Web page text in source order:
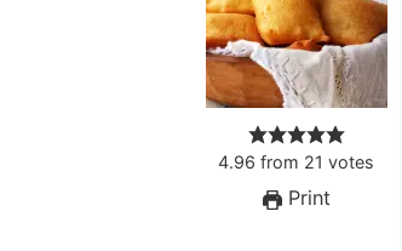
4.96 from 21 votes
Print